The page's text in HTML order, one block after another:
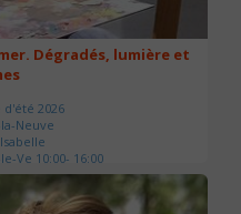
Dégradés, lumière et
2026
Neuve
Ve 10:00- 16:00
: 2